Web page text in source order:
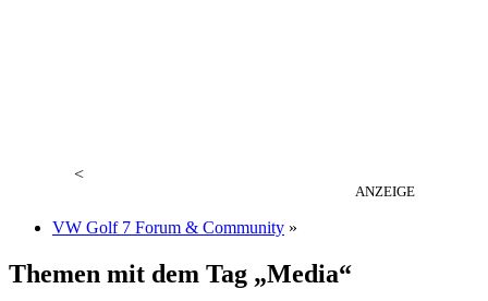
<
ANZEIGE
VW Golf 7 Forum & Community »
Themen mit dem Tag „Media“